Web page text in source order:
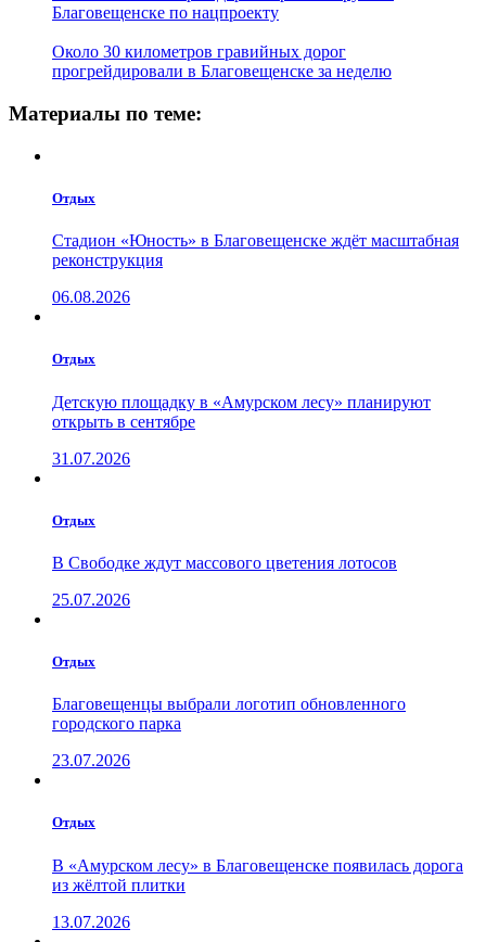
Благовещенске по нацпроекту
Около 30 километров гравийных дорог
прогрейдировали в Благовещенске за неделю
Материалы по теме:
Отдых
Стадион «Юность» в Благовещенске ждёт масштабная
реконструкция
06.08.2026
Отдых
Детскую площадку в «Амурском лесу» планируют
открыть в сентябре
31.07.2026
Отдых
В Свободке ждут массового цветения лотосов
25.07.2026
Отдых
Благовещенцы выбрали логотип обновленного
городского парка
23.07.2026
Отдых
В «Амурском лесу» в Благовещенске появилась дорога
из жёлтой плитки
13.07.2026